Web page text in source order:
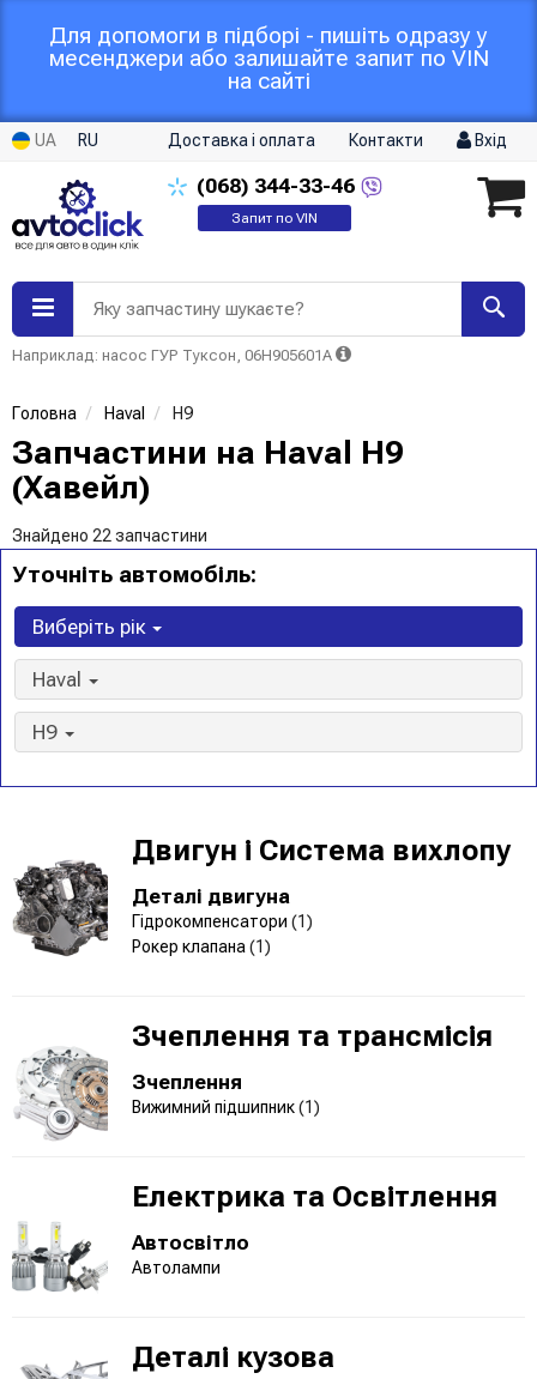
Для допомоги в підборі - пишіть одразу у
месенджери або залишайте запит по VIN
на сайті
UA RU Доставка і оплата Контакти Вхід
(068) 344-33-46
Запит по VIN
Яку запчастину шукаєте?
Наприклад: насос ГУР Туксон, 06H905601A
Головна Haval H9
Запчастини на Haval H9
(Хавейл)
Знайдено 22 запчастини
Уточніть автомобіль:
Виберіть рік
Haval
H9
Двигун і Система вихлопу
Деталі двигуна
Гідрокомпенсатори (1)
Рокер клапана (1)
Зчеплення та трансмісія
Зчеплення
Вижимний підшипник(1)
Електрика та Освітлення
Автосвітло
Автолампи
Деталі кузова